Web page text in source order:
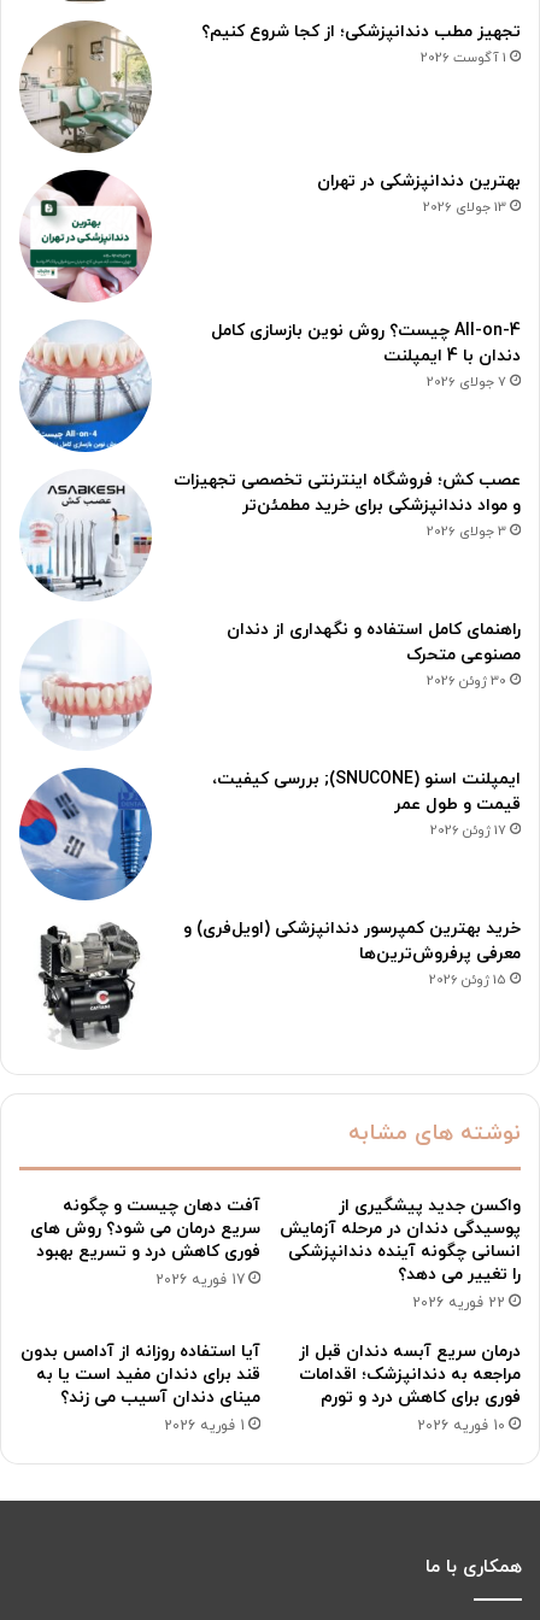
تجهیز مطب دندانپزشکی؛ از کجا شروع کنیم؟
1 آگوست 2026
بهترین دندانپزشکی در تهران
13 جولای 2026
All-on-4 چیست؟ روش نوین بازسازی کامل
دندان با 4 ایمپلنت
7 جولای 2026
عصب کش؛ فروشگاه اینترنتی تخصصی تجهیزات
و مواد دندانپزشکی برای خرید مطمئن‌تر
3 جولای 2026
راهنمای کامل استفاده و نگهداری از دندان
مصنوعی متحرک
30 ژوئن 2026
ایمپلنت اسنو (SNUCONE); بررسی کیفیت،
قیمت و طول عمر
17 ژوئن 2026
خرید بهترین کمپرسور دندانپزشکی (اویل‌فری) و
معرفی پرفروش‌ترین‌ها
15 ژوئن 2026
نوشته های مشابه
واکسن جدید پیشگیری از
پوسیدگی دندان در مرحله آزمایش
انسانی چگونه آینده دندانپزشکی
را تغییر می دهد؟
22 فوریه 2026
آفت دهان چیست و چگونه
سریع درمان می شود؟ روش های
فوری کاهش درد و تسریع بهبود
17 فوریه 2026
درمان سریع آبسه دندان قبل از
مراجعه به دندانپزشک؛ اقدامات
فوری برای کاهش درد و تورم
10 فوریه 2026
آیا استفاده روزانه از آدامس بدون
قند برای دندان مفید است یا به
مینای دندان آسیب می زند؟
1 فوریه 2026
همکاری با ما